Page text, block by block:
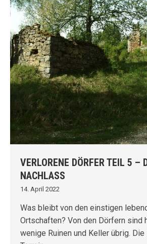
VERLORENE DÖRFER TEIL 5 –
NACHLASS
14. April 2022
Was bleibt von den einstigen
Ortschaften? Von den Dörfern sind
wenige Ruinen und Keller übrig.